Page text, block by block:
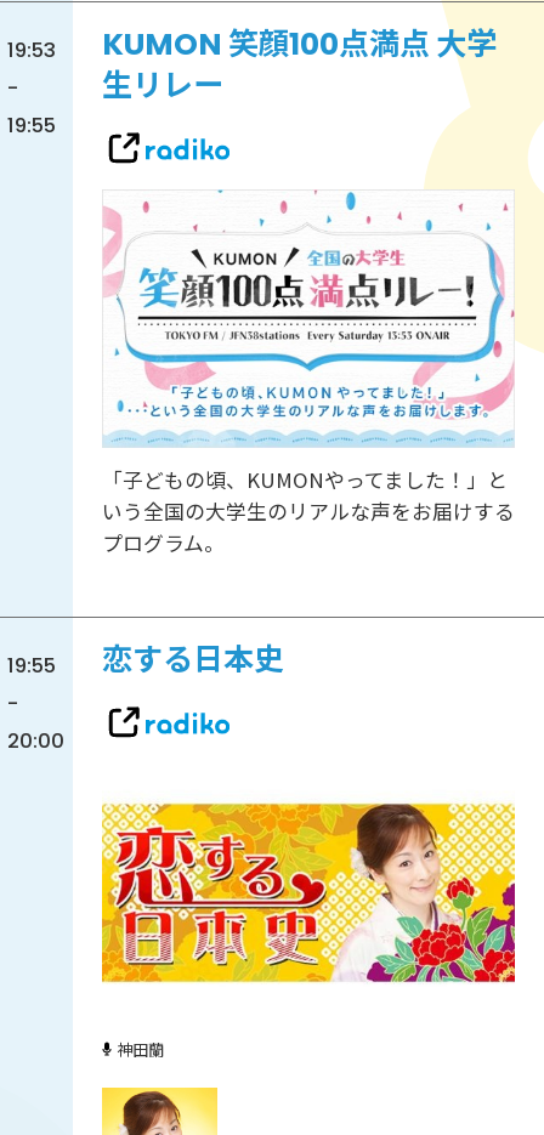
19:53
-
19:55
KUMON 笑顔100点満点 大学
生リレー
「子どもの頃、KUMONやってました！」と
いう全国の大学生のリアルな声をお届けする
プログラム。
19:55
-
20:00
恋する日本史
神田蘭